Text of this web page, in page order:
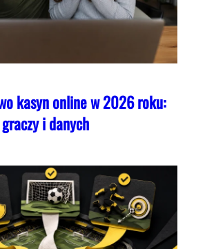
kasyn online w 2026 roku:
i danych